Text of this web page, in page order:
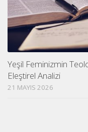
Yeşil Feminizmin
Eleştirel Analizi
21 MAYIS 2026